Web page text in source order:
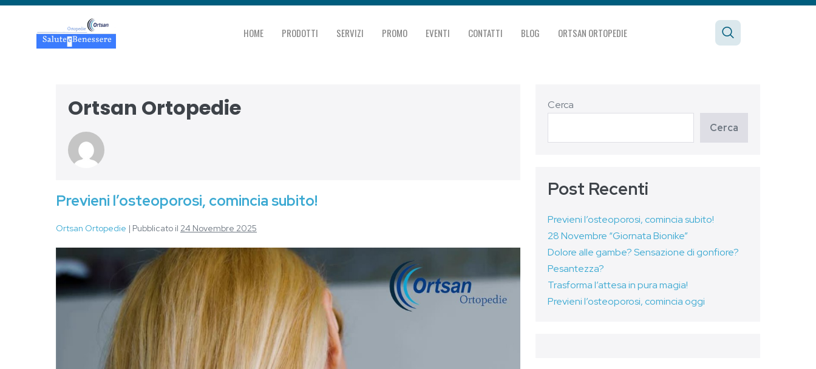
HOME PRODOTTI SERVIZI PROMO EVENTI CONTATTI BLOG ORTSAN ORTOPEDIE
Ortsan Ortopedie
Previeni l’osteoporosi, comincia subito!
Ortsan Ortopedie | Pubblicato il 24 Novembre 2025
Cerca
Cerca
Post Recenti
Previeni l’osteoporosi, comincia subito!
28 Novembre “Giornata Bionike”
Dolore alle gambe? Sensazione di gonfiore?
Pesantezza?
Trasforma l’attesa in pura magia!
Previeni l’osteoporosi, comincia oggi